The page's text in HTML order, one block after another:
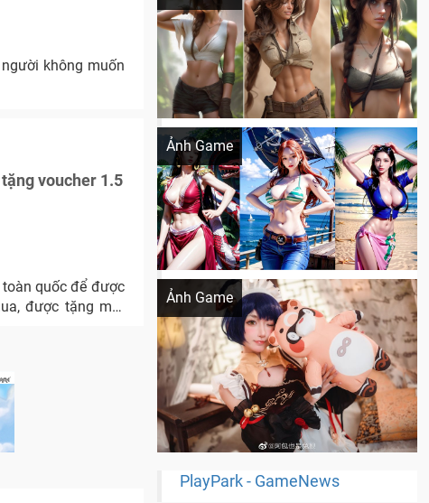
không muốn
voucher 1.5
quốc để được
được tặng một
Ảnh Game
Khi AI Cosplay gái đẹp One Piece
Ảnh Game
Cosplay Xiangling siêu cute
PlayPark - GameNews